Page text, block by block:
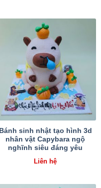
Bánh sinh nhật tạo hình 3d
nhân vật Capybara ngộ
nghĩnh siêu đáng yêu
Liên hệ